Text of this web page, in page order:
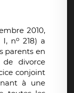
2010,
I, no 218) a
parents en
divorce
conjoint
à une